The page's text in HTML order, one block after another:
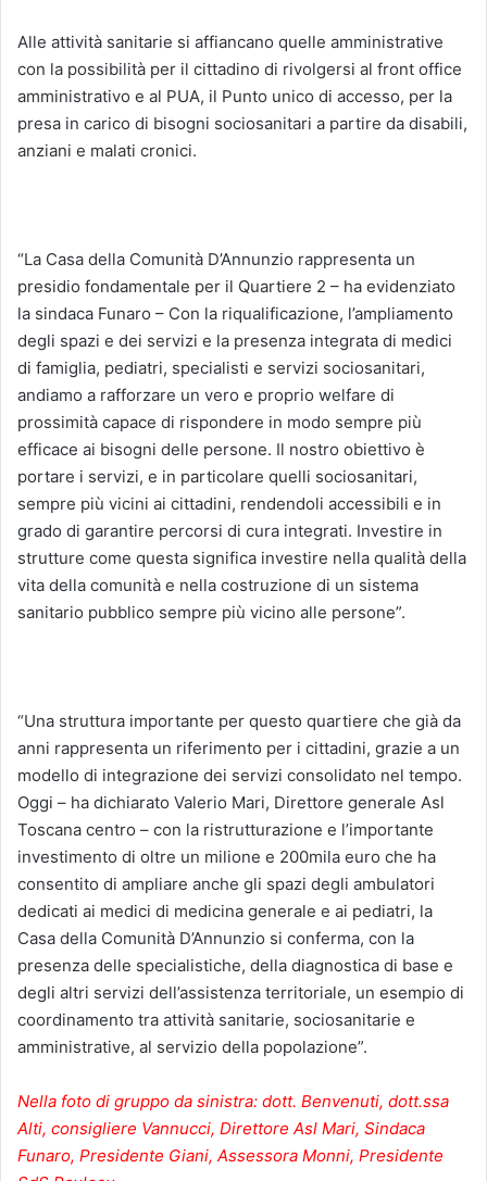
Alle attività sanitarie si affiancano quelle amministrative
con la possibilità per il cittadino di rivolgersi al front office
amministrativo e al PUA, il Punto unico di accesso, per la
presa in carico di bisogni sociosanitari a partire da disabili,
anziani e malati cronici.
“La Casa della Comunità D’Annunzio rappresenta un
presidio fondamentale per il Quartiere 2 – ha evidenziato
la sindaca Funaro – Con la riqualificazione, l’ampliamento
degli spazi e dei servizi e la presenza integrata di medici
di famiglia, pediatri, specialisti e servizi sociosanitari,
andiamo a rafforzare un vero e proprio welfare di
prossimità capace di rispondere in modo sempre più
efficace ai bisogni delle persone. Il nostro obiettivo è
portare i servizi, e in particolare quelli sociosanitari,
sempre più vicini ai cittadini, rendendoli accessibili e in
grado di garantire percorsi di cura integrati. Investire in
strutture come questa significa investire nella qualità della
vita della comunità e nella costruzione di un sistema
sanitario pubblico sempre più vicino alle persone”.
“Una struttura importante per questo quartiere che già da
anni rappresenta un riferimento per i cittadini, grazie a un
modello di integrazione dei servizi consolidato nel tempo.
Oggi – ha dichiarato Valerio Mari, Direttore generale Asl
Toscana centro – con la ristrutturazione e l’importante
investimento di oltre un milione e 200mila euro che ha
consentito di ampliare anche gli spazi degli ambulatori
dedicati ai medici di medicina generale e ai pediatri, la
Casa della Comunità D’Annunzio si conferma, con la
presenza delle specialistiche, della diagnostica di base e
degli altri servizi dell’assistenza territoriale, un esempio di
coordinamento tra attività sanitarie, sociosanitarie e
amministrative, al servizio della popolazione”.
Nella foto di gruppo da sinistra: dott. Benvenuti, dott.ssa
Alti, consigliere Vannucci, Direttore Asl Mari, Sindaca
Funaro, Presidente Giani, Assessora Monni, Presidente